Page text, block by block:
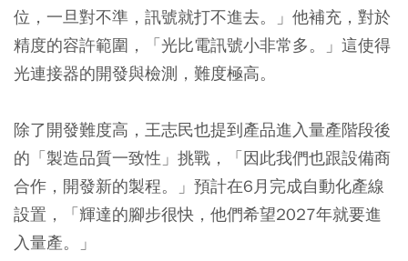
位，一旦對不準，訊號就打不進去。」他補充，對於
精度的容許範圍，「光比電訊號小非常多。」這使得
光連接器的開發與檢測，難度極高。
除了開發難度高，王志民也提到產品進入量產階段後
的「製造品質一致性」挑戰，「因此我們也跟設備商
合作，開發新的製程。」預計在6月完成自動化產線
設置，「輝達的腳步很快，他們希望2027年就要進
入量產。」